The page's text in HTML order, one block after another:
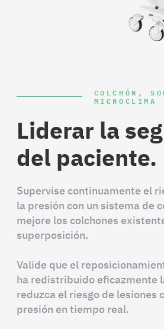
COLCHÓN,
MICROCLIMA
Liderar la
del paciente.
Supervise continuamente el
la presión con un sistema de
mejore los colchones
superposición.
Valide que el
ha redistribuido eficazmente
reduzca el riesgo de lesiones
presión en tiempo real.